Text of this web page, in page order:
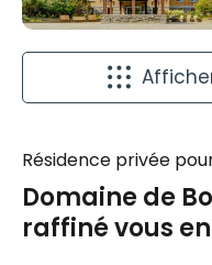
Résidence privée
Domaine de
raffiné vous